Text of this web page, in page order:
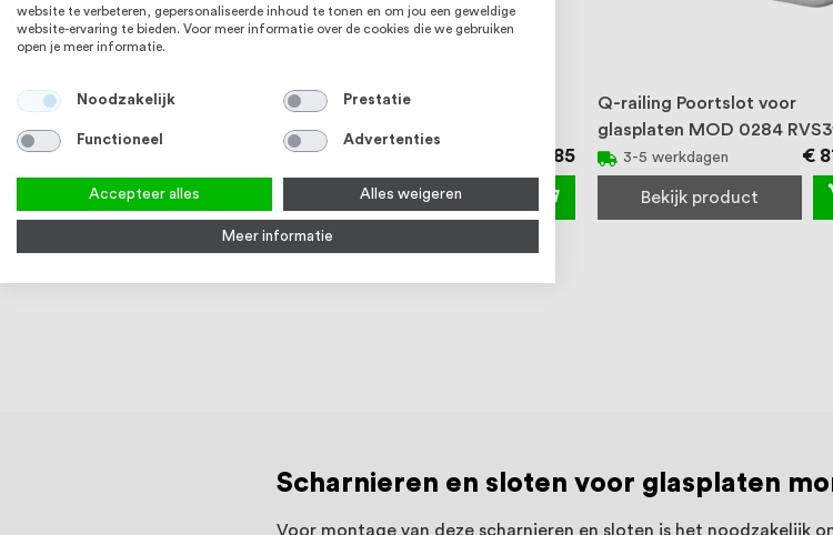
Q-railing Scharnier voor
glasplaten MOD 0283 RVS316
€ 88,85
Bekijk product
Q-railing Poortslot voor
glasplaten MOD 0284
3-5 werkdagen €
Bekijk product
Scharnieren en sloten voor glasplaten
Voor montage van deze scharnieren en sloten is het noodzakelijk
website te verbeteren, gepersonaliseerde inhoud te tonen en om jou een geweldige
website-ervaring te bieden. Voor meer informatie over de cookies die we gebruiken
open je meer informatie.
Noodzakelijk Prestatie
Functioneel Advertenties
Accepteer alles Alles weigeren
Meer informatie